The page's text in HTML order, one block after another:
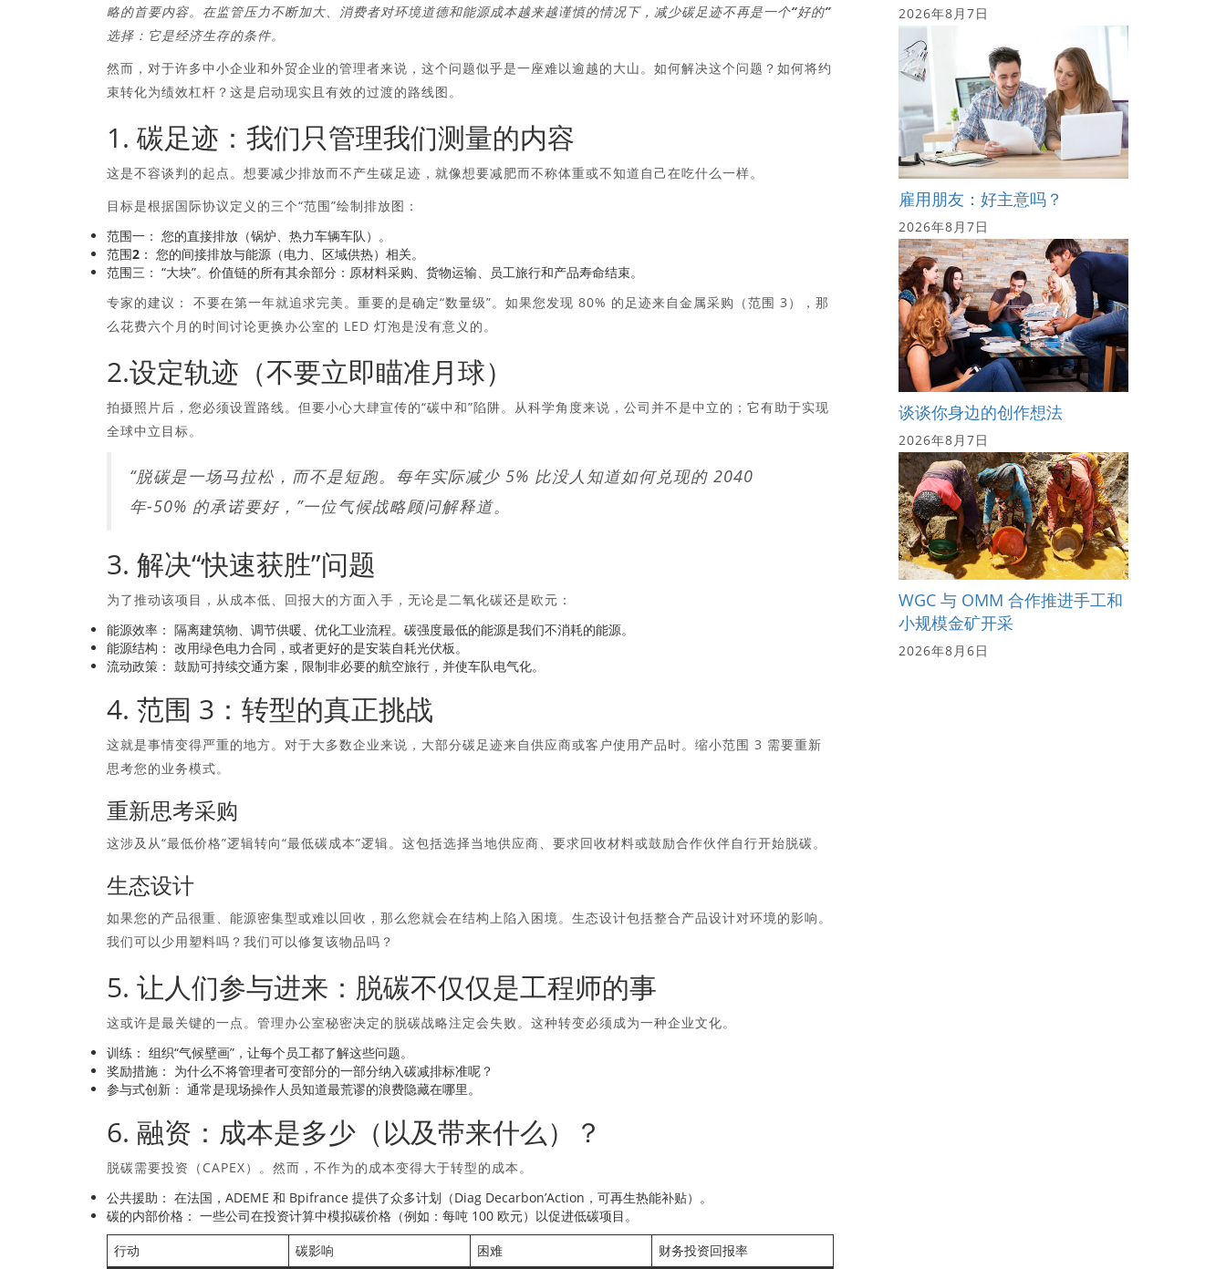
略的首要内容。在监管压力不断加大、消费者对环境道德和能源成本越来越谨慎的情况下，减少碳足迹不再是一个“好的”
选择：它是经济生存的条件。
然而，对于许多中小企业和外贸企业的管理者来说，这个问题似乎是一座难以逾越的大山。如何解决这个问题？如何将约
束转化为绩效杠杆？这是启动现实且有效的过渡的路线图。
1. 碳足迹：我们只管理我们测量的内容
这是不容谈判的起点。想要减少排放而不产生碳足迹，就像想要减肥而不称体重或不知道自己在吃什么一样。
目标是根据国际协议定义的三个“范围”绘制排放图：
范围一： 您的直接排放（锅炉、热力车辆车队）。
范围2： 您的间接排放与能源（电力、区域供热）相关。
范围三： “大块”。价值链的所有其余部分：原材料采购、货物运输、员工旅行和产品寿命结束。
专家的建议：
不要在第一年就追求完美。重要的是确定“数量级”。如果您发现 80% 的足迹来自金属采购（范围 3），那
么花费六个月的时间讨论更换办公室的 LED 灯泡是没有意义的。
2.设定轨迹（不要立即瞄准月球）
拍摄照片后，您必须设置路线。但要小心大肆宣传的“碳中和”陷阱。从科学角度来说，公司并不是中立的；它有助于实现
全球中立目标。
“脱碳是一场马拉松，而不是短跑。每年实际减少 5% 比没人知道如何兑现的 2040
年-50% 的承诺要好，”一位气候战略顾问解释道。
3. 解决“快速获胜”问题
为了推动该项目，从成本低、回报大的方面入手，无论是二氧化碳还是欧元：
能源效率： 隔离建筑物、调节供暖、优化工业流程。碳强度最低的能源是我们不消耗的能源。
能源结构： 改用绿色电力合同，或者更好的是安装自耗光伏板。
流动政策： 鼓励可持续交通方案，限制非必要的航空旅行，并使车队电气化。
4. 范围 3：转型的真正挑战
这就是事情变得严重的地方。对于大多数企业来说，大部分碳足迹来自供应商或客户使用产品时。缩小范围 3 需要重新
思考您的业务模式。
重新思考采购
这涉及从“最低价格”逻辑转向“最低碳成本”逻辑。这包括选择当地供应商、要求回收材料或鼓励合作伙伴自行开始脱碳。
生态设计
如果您的产品很重、能源密集型或难以回收，那么您就会在结构上陷入困境。生态设计包括整合产品设计对环境的影响。
我们可以少用塑料吗？我们可以修复该物品吗？
5. 让人们参与进来：脱碳不仅仅是工程师的事
这或许是最关键的一点。管理办公室秘密决定的脱碳战略注定会失败。这种转变必须成为一种企业文化。
训练： 组织“气候壁画”，让每个员工都了解这些问题。
奖励措施： 为什么不将管理者可变部分的一部分纳入碳减排标准呢？
参与式创新： 通常是现场操作人员知道最荒谬的浪费隐藏在哪里。
6. 融资：成本是多少（以及带来什么）？
脱碳需要投资（CAPEX）。然而，不作为的成本变得大于转型的成本。
公共援助： 在法国，ADEME 和 Bpifrance 提供了众多计划（Diag Decarbon’Action，可再生热能补贴）。
碳的内部价格： 一些公司在投资计算中模拟碳价格（例如：每吨 100 欧元）以促进低碳项目。
行动
碳影响 困难 财务投资回报率
2026年8月7日
雇用朋友：好主意吗？
2026年8月7日
谈谈你身边的创作想法
2026年8月7日
WGC 与 OMM 合作推进手工和
小规模金矿开采
2026年8月6日